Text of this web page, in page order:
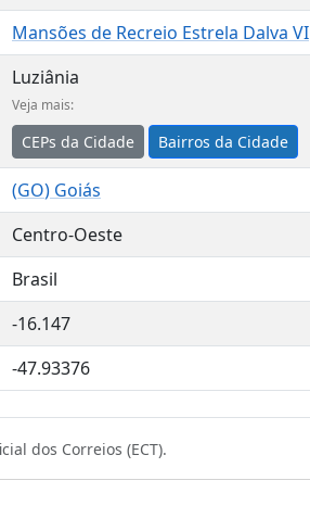
Mansões de Recreio Estrela Dalva VI
Luziânia
Veja mais:
CEPs da Cidade Bairros da Cidade
(GO) Goiás
Centro-Oeste
Brasil
-16.147
-47.93376
dos Correios (ECT).